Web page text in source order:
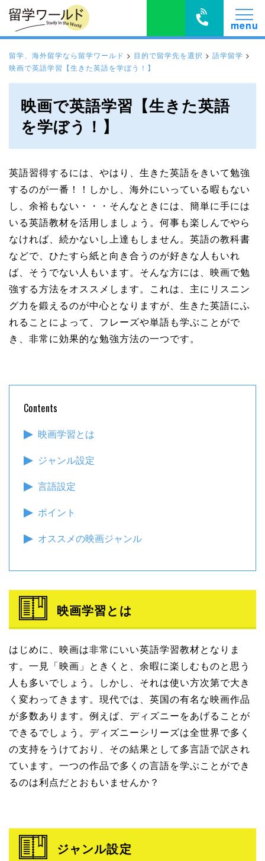
留学、海外留学なら留学ワールド > 目的で留学先を選択 > 語学留学 >
映画で英語学習【生きた英語を学ぼう！】
映画で英語学習【生きた英語
を学ぼう！】
英語習得するには、やはり、生きた英語をきいて勉強
するのが一番！！しかし、海外にいっている暇もない
し、余裕もない・・・そんなときには、簡単に手には
いる英語教材を活用しましょう。何事も楽しんでやら
なければ、続かないし上達もしません。英語の教科書
などで、ひたすら紙と向き合うのが好きな人もいれ
ば、そうでない人もいます。そんな方には、映画で勉
強する方法をオススメします。これは、主にリスニン
グ力を鍛えるのが中心となりますが、生きた英語にふ
れることによって、フレーズや単語も学ぶことがで
き、非常に効果的な勉強方法の一つです。
Contents
映画学習とは
ジャンル設定
言語設定
ポイント
オススメの映画ジャンル
映画学習とは
はじめに、映画は非常にいい英語学習教材となりま
す。一見「映画」ときくと、余暇に楽しむものと思う
人も多いでしょう。しかし、それは使い方次第で大き
く変わってきます。現代では、英国の有名な映画作品
が多数あります。例えば、ディズニーをあげることが
できるでしょう。ディズニーシリーズは全世界で多く
の支持をうけており、その結果として多言語で訳され
ています。一つの作品で多くの言語を学ぶことができ
るのは利点だとおもいませんか？
ジャンル設定